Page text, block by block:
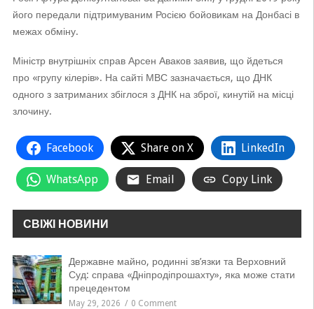
його передали підтримуваним Росією бойовикам на Донбасі в
межах обміну.
Міністр внутрішніх справ Арсен Аваков заявив, що йдеться
про «групу кілерів». На сайті МВС зазначається, що ДНК
одного з затриманих збіглося з ДНК на зброї, кинутій на місці
злочину.
Facebook Share on X LinkedIn
WhatsApp Email Copy Link
СВІЖІ НОВИНИ
Державне майно, родинні зв’язки та Верховний
Суд: справа «Дніпродіпрошахту», яка може стати
прецедентом
May 29, 2026 0 Comment